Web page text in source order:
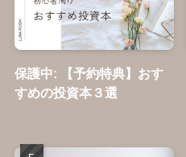
保護中: 【予約特典】おす
すめの投資本３選